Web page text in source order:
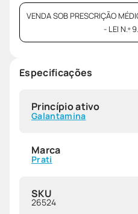
VENDA SOB PRESCRIÇÃO
- LEI N.º
Especificações
Princípio ativo
Galantamina
Marca
Prati
SKU
26524